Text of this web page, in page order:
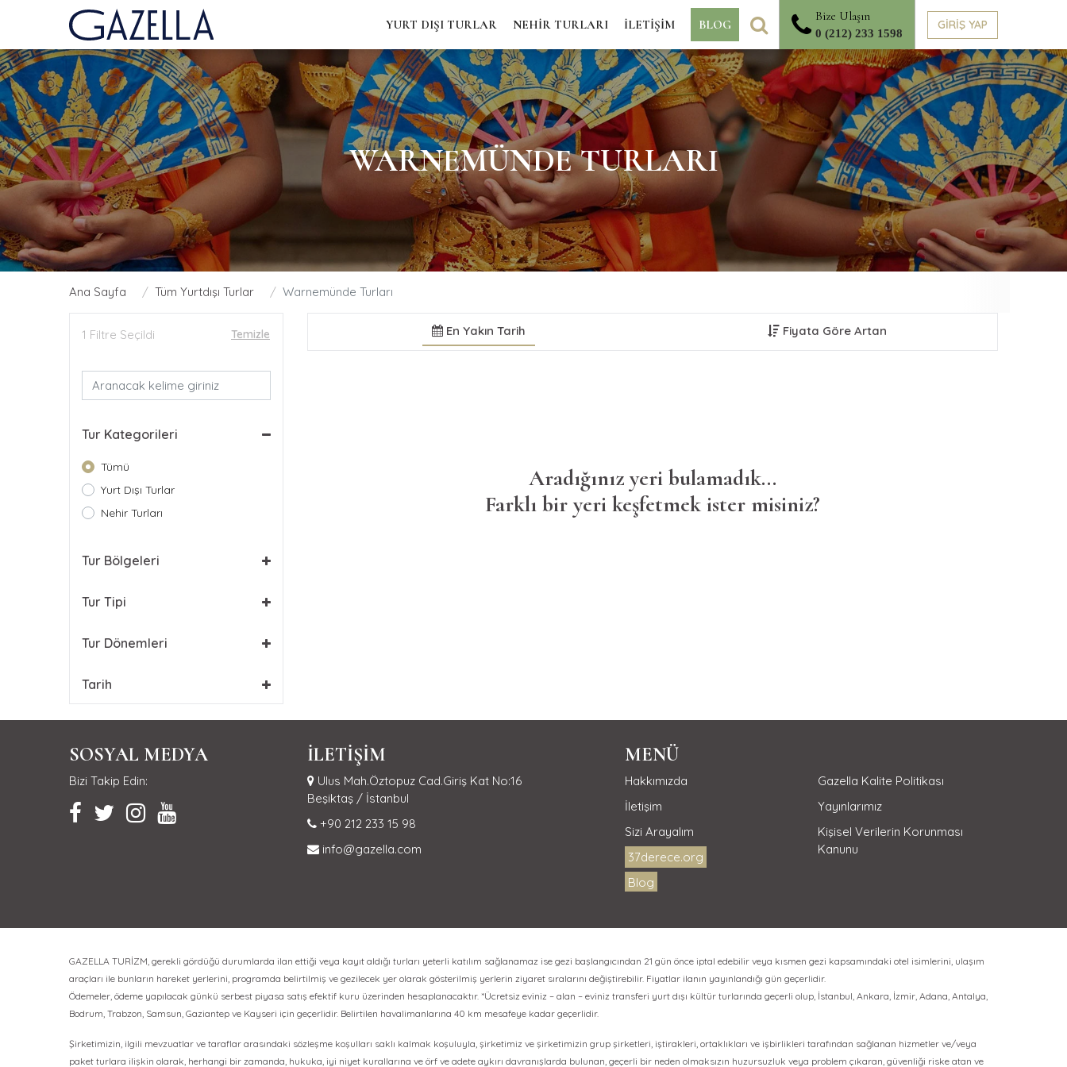
Bize Ulaşın
0 (212) 233 1598
GİRİŞ YAP
YURT DIŞI TURLAR NEHİR TURLARI İLETİŞİM BLOG ARA
WARNEMÜNDE TURLARI
Ana Sayfa Tüm Yurtdışı Turlar Warnemünde Turları
1 Filtre Seçildi Temizle
Tur Kategorileri
Tümü
Yurt Dışı Turlar
Nehir Turları
Tur Bölgeleri
Tur Tipi
Tur Dönemleri
Tarih
En Yakın Tarih Fiyata Göre Artan
Aradığınız yeri bulamadık...
Farklı bir yeri keşfetmek ister misiniz?
SOSYAL MEDYA
Bizi Takip Edin:
İLETİŞİM
Ulus Mah.Öztopuz Cad.Giriş Kat No:16
Beşiktaş / İstanbul
+90 212 233 15 98
info@gazella.com
MENÜ
Hakkımızda
İletişim
Sizi Arayalım
37derece.org
Blog
Gazella Kalite Politikası
Yayınlarımız
Kişisel Verilerin Korunması
Kanunu
GAZELLA TURİZM, gerekli gördüğü durumlarda ilan ettiği veya kayıt aldığı turları yeterli katılım sağlanamaz ise gezi başlangıcından 21 gün önce iptal edebilir veya kısmen gezi kapsamındaki otel isimlerini, ulaşım
araçları ile bunların hareket yerlerini, programda belirtilmiş ve gezilecek yer olarak gösterilmiş yerlerin ziyaret sıralarını değiştirebilir. Fiyatlar ilanın yayınlandığı gün geçerlidir.
Ödemeler, ödeme yapılacak günkü serbest piyasa satış efektif kuru üzerinden hesaplanacaktır. *Ücretsiz eviniz – alan – eviniz transferi yurt dışı kültür turlarında geçerli olup, İstanbul, Ankara, İzmir, Adana, Antalya,
Bodrum, Trabzon, Samsun, Gaziantep ve Kayseri için geçerlidir. Belirtilen havalimanlarına 40 km mesafeye kadar geçerlidir.
Şirketimizin, ilgili mevzuatlar ve taraflar arasındaki sözleşme koşulları saklı kalmak koşuluyla, şirketimiz ve şirketimizin grup şirketleri, iştirakleri, ortaklıkları ve işbirlikleri tarafından sağlanan hizmetler ve/veya
paket turlara ilişkin olarak, herhangi bir zamanda, hukuka, iyi niyet kurallarına ve örf ve adete aykırı davranışlarda bulunan, geçerli bir neden olmaksızın huzursuzluk veya problem çıkaran, güvenliği riske atan ve